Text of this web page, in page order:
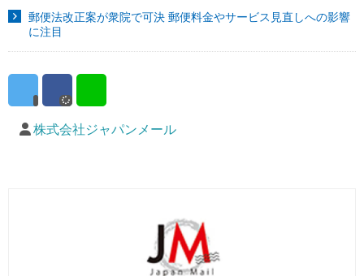
郵便法改正案が衆院で可決 郵便料金やサービス見直しへの影響
に注目
株式会社ジャパンメール